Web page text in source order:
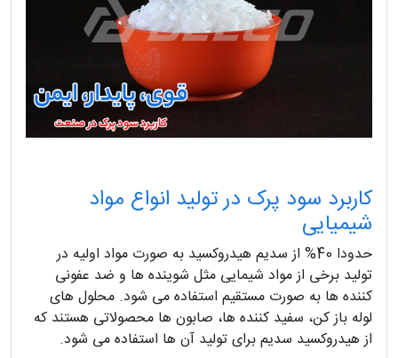
کاربرد سود پرک در تولید انواع مواد
شیمیایی
حدودا 40% از سدیم هیدروکسید به صورت مواد اولیه در
تولید برخی از مواد شیمایی مثل شوینده ها و ضد عفونی
کننده ها به صورت مستقیم استفاده می شود. محلول های
لوله باز کن، سفید کننده ها، صابون ها محصولاتی هستند که
از هیدروکسید سدیم برای تولید آن ها استفاده می شود.